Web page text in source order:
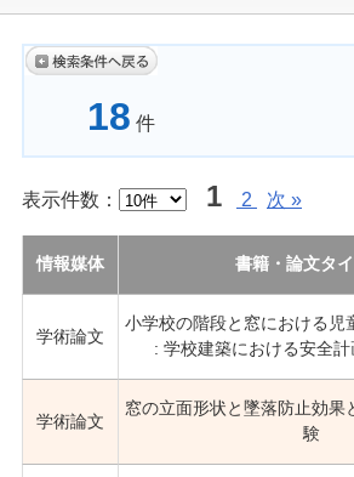
18 件
表示件数： 1 2 次 »
情報媒体 書籍・論文タ
学術論文
小学校の階段と窓における児
: 学校建築における安全
学術論文
窓の立面形状と墜落防止効果
験